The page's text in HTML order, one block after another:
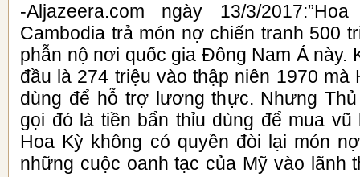
-Aljazeera.com ngày 13/3/
Cambodia trả món nợ chiến tranh 500
phẫn nộ nơi quốc gia Đông Nam Á này.
đầu là 274 triệu vào thập niên 1970 mà
dùng để hỗ trợ lương thực. Nhưng
gọi đó là tiền bẩn thỉu dùng để mua vũ
Hoa Kỳ không có quyền đòi lại món
những cuộc oanh tạc của Mỹ vào lãnh